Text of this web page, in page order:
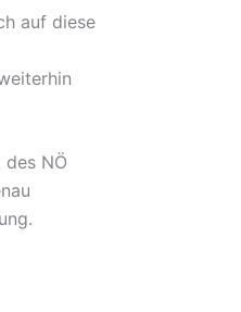
auf diese
NÖ